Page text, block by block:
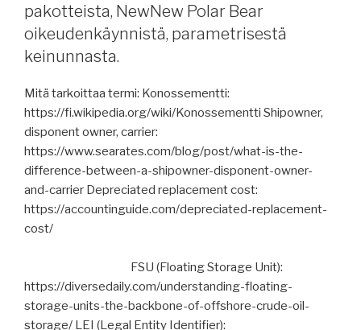
Hormuzin
salmessa.”
EU:n
20.
pakotepaketista,
pakotteista, NewNew Polar Bear
oikeudenkäynnistä, parametrisestä
keinunnasta.
Mitä tarkoittaa termi: Konossementti:
https://fi.wikipedia.org/wiki/Konossementti Shipowner,
disponent owner, carrier:
https://www.searates.com/blog/post/what-is-the-
difference-between-a-shipowner-disponent-owner-
and-carrier Depreciated replacement cost:
https://accountinguide.com/depreciated-replacement-
cost/
FSU (Floating Storage Unit):
https://diversedaily.com/understanding-floating-
storage-units-the-backbone-of-offshore-crude-oil-
storage/ LEI (Legal Entity Identifier):